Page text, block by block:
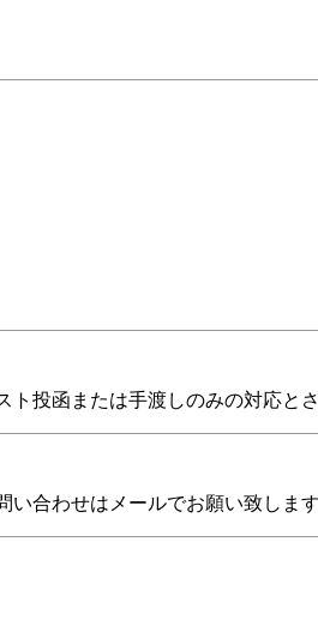
投函または手渡しのみの対応と
合わせはメールでお願い致します